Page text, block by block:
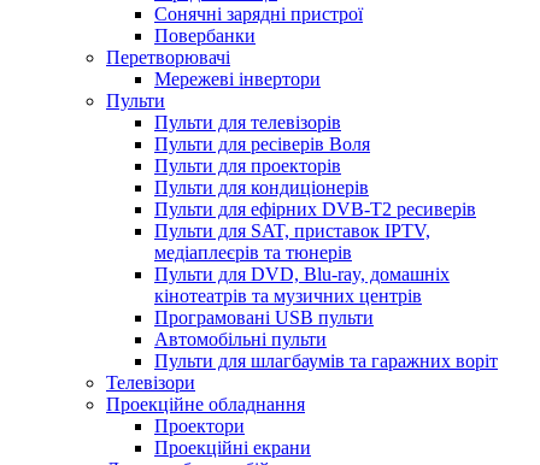
Сонячні зарядні пристрої
Повербанки
Перетворювачі
Мережеві інвертори
Пульти
Пульти для телевізорів
Пульти для ресіверів Воля
Пульти для проекторів
Пульти для кондиціонерів
Пульти для ефірних DVB-T2 ресиверів
Пульти для SAT, приставок IPTV,
медіаплеєрів та тюнерів
Пульти для DVD, Blu-ray, домашніх
кінотеатрів та музичних центрів
Програмовані USB пульти
Автомобільні пульти
Пульти для шлагбаумів та гаражних воріт
Телевізори
Проекційне обладнання
Проектори
Проекційні екрани